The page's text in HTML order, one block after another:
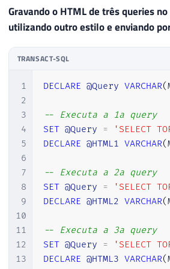
176
177
179
180
        </style>"
if
            retorno
    </head>
}
Gravando o HTML de três queries
utilizando outro estilo e enviando
TRANSACT-SQL
1
2
3
4
5
6
7
8
9
10
11
12
13
DECLARE @Query VARCHAR(
-- Executa a 1a query
SET @Query =
'SELECT
DECLARE @HTML1 VARCHAR(
-- Executa a 2a query
SET @Query =
'SELECT
DECLARE @HTML2 VARCHAR(
-- Executa a 3a query
SET @Query =
'SELECT
DECLARE @HTML3 VARCHAR(